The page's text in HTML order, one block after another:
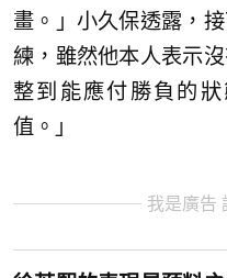
畫。」小久保透露，
練，雖然他本人表示
整到能應付勝負的
值。」
我是廣告